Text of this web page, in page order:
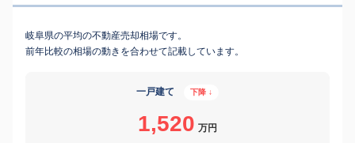
岐阜県の平均の不動産売却相場です。
前年比較の相場の動きを合わせて記載しています。
一戸建て 下降 ↓
1,520 万円